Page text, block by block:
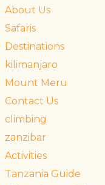
About Us
Safaris
Destinations
kilimanjaro
Mount Meru
Contact Us
climbing
zanzibar
Activities
Tanzania Guide